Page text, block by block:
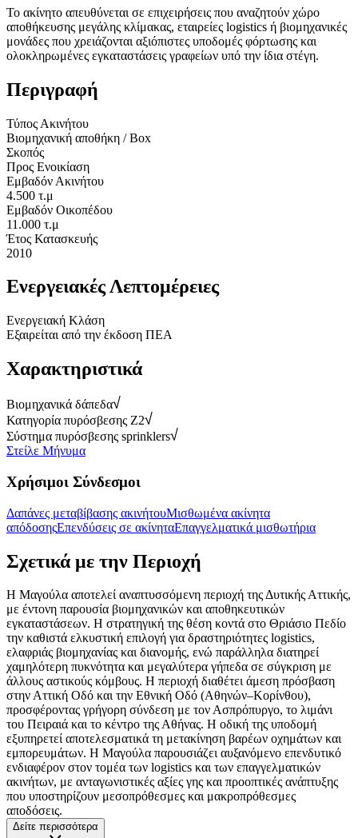
Το ακίνητο απευθύνεται σε επιχειρήσεις που αναζητούν χώρο
αποθήκευσης μεγάλης κλίμακας, εταιρείες logistics ή βιομηχανικές
μονάδες που χρειάζονται αξιόπιστες υποδομές φόρτωσης και
ολοκληρωμένες εγκαταστάσεις γραφείων υπό την ίδια στέγη.
Περιγραφή
Τύπος Ακινήτου
Βιομηχανική αποθήκη / Box
Σκοπός
Προς Ενοικίαση
Εμβαδόν Ακινήτου
4.500 τ.μ
Εμβαδόν Οικοπέδου
11.000 τ.μ
Έτος Κατασκευής
2010
Ενεργειακές Λεπτομέρειες
Ενεργειακή Κλάση
Εξαιρείται από την έκδοση ΠΕΑ
Χαρακτηριστικά
Βιομηχανικά δάπεδα
Κατηγορία πυρόσβεσης Z2
Σύστημα πυρόσβεσης sprinklers
Στείλε Μήνυμα
Χρήσιμοι Σύνδεσμοι
Δαπάνες μεταβίβασης ακινήτουΜισθωμένα ακίνητα
απόδοσηςΕπενδύσεις σε ακίνηταΕπαγγελματικά μισθωτήρια
Σχετικά με την Περιοχή
Η Μαγούλα αποτελεί αναπτυσσόμενη περιοχή της Δυτικής Αττικής,
με έντονη παρουσία βιομηχανικών και αποθηκευτικών
εγκαταστάσεων. Η στρατηγική της θέση κοντά στο Θριάσιο Πεδίο
την καθιστά ελκυστική επιλογή για δραστηριότητες logistics,
ελαφριάς βιομηχανίας και διανομής, ενώ παράλληλα διατηρεί
χαμηλότερη πυκνότητα και μεγαλύτερα γήπεδα σε σύγκριση με
άλλους αστικούς κόμβους. Η περιοχή διαθέτει άμεση πρόσβαση
στην Αττική Οδό και την Εθνική Οδό (Αθηνών–Κορίνθου),
προσφέροντας γρήγορη σύνδεση με τον Ασπρόπυργο, το λιμάνι
του Πειραιά και το κέντρο της Αθήνας. Η οδική της υποδομή
εξυπηρετεί αποτελεσματικά τη μετακίνηση βαρέων οχημάτων και
εμπορευμάτων. Η Μαγούλα παρουσιάζει αυξανόμενο επενδυτικό
ενδιαφέρον στον τομέα των logistics και των επαγγελματικών
ακινήτων, με ανταγωνιστικές αξίες γης και προοπτικές ανάπτυξης
που υποστηρίζουν μεσοπρόθεσμες και μακροπρόθεσμες
αποδόσεις.
Δείτε περισσότερα